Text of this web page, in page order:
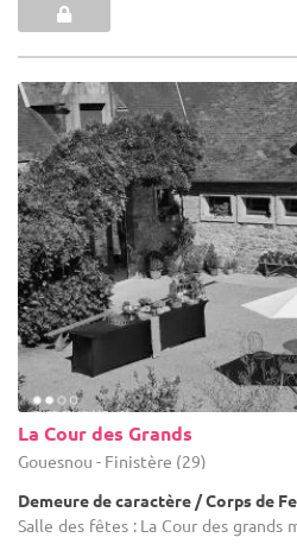
La Cour des Grands
Gouesnou - Finistère (29)
Demeure de caractère / Corps de
Salle des fêtes : La Cour des